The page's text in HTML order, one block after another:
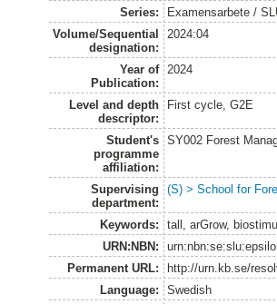
Series:
Examensarbete /
Volume/Sequential
designation:
2024:04
Year of
Publication:
2024
Level and depth
descriptor:
First cycle, G2E
Student's
programme
affiliation:
SY002 Forest
Supervising
department:
(S) > School for
Keywords:
tall, arGrow,
URN:NBN:
Permanent URL:
http://urn.kb.se/
Language:
Swedish